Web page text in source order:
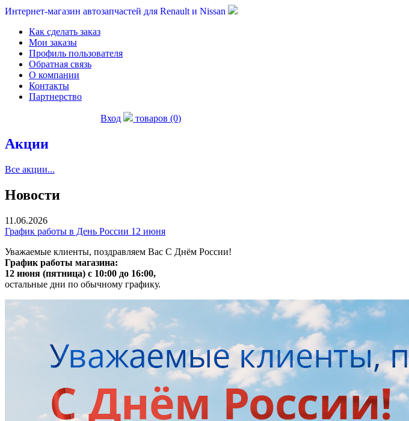
Интернет-магазин автозапчастей для Renault и Nissan
Как сделать заказ
Мои заказы
Профиль пользователя
Обратная связь
О компании
Контакты
Партнерство
Вход товаров (0)
Акции
Все акции...
Новости
11.06.2026
График работы в День России 12 июня
Уважаемые клиенты, поздравляем Вас С Днём России!
График работы магазина:
12 июня (пятница) с 10:00 до 16:00,
остальные дни по обычному графику.